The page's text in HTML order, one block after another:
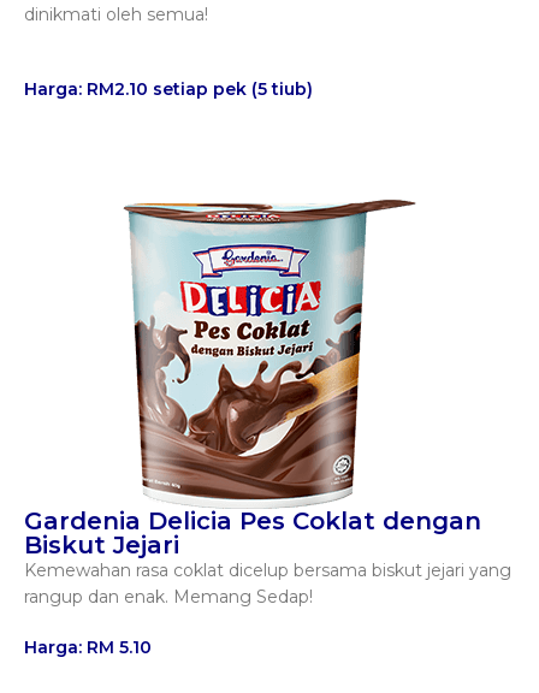
dinikmati oleh semua!
Harga: RM2.10 setiap pek (5 tiub)
Gardenia Delicia Pes Coklat dengan
Biskut Jejari
Kemewahan rasa coklat dicelup bersama biskut jejari yang
rangup dan enak. Memang Sedap!
Harga: RM 5.10